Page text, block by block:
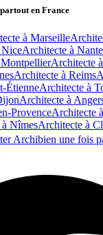
en France
à Marseille
NiceArchitecte à
Architecte
Architecte à Reims
ÉtienneArchitecte à
Architecte à
ProvenceArchitecte
NîmesArchitecte à
Archibien une fois